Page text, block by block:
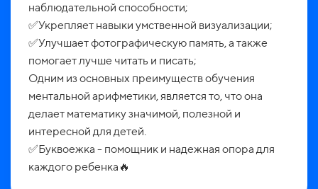
наблюдательной способности;
✅Укрепляет навыки умственной визуализации;
✅Улучшает фотографическую память, а также
помогает лучше читать и писать;
Одним из основных преимуществ обучения
ментальной арифметики, является то, что она
делает математику значимой, полезной и
интересной для детей.
✅Буквоежка - помощник и надежная опора для
каждого ребенка🔥